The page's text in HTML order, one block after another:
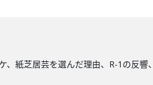
紙芝居芸を選んだ理由、R-1の反